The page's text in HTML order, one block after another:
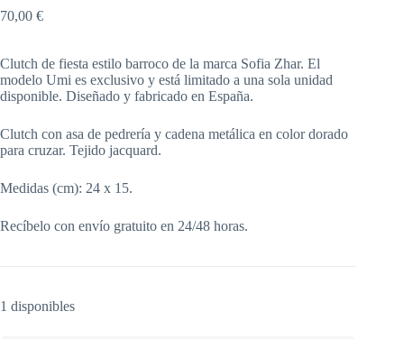
70,00 €
Clutch de fiesta estilo barroco de la marca Sofia Zhar. El
modelo Umi es exclusivo y está limitado a una sola unidad
disponible. Diseñado y fabricado en España.
Clutch con asa de pedrería y cadena metálica en color dorado
para cruzar. Tejido jacquard.
Medidas (cm): 24 x 15.
Recíbelo con envío gratuito en 24/48 horas.
1 disponibles